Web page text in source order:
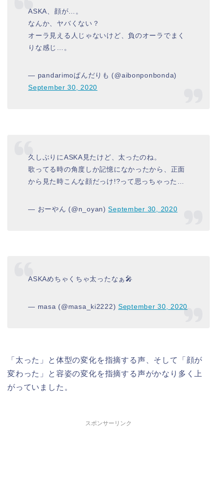
ASKA、顔が…。
なんか、ヤバくない？
オーラ見える人じゃないけど、負のオーラでまく
りな感じ…。
— pandarimoぱんだりも (@aibonponbonda)
September 30, 2020
久しぶりにASKA見たけど、太ったのね。
歌ってる時の角度しか記憶になかったから、正面
から見た時こんな顔だっけ!?って思っちゃった…
— おーやん (@n_oyan)September 30, 2020
ASKAめちゃくちゃ太ったなぁ🎤
— masa (@masa_ki2222)September 30, 2020
「太った」と体型の変化を指摘する声、そして「顔が
変わった」と容姿の変化を指摘する声がかなり多く上
がっていました。
スポンサーリンク